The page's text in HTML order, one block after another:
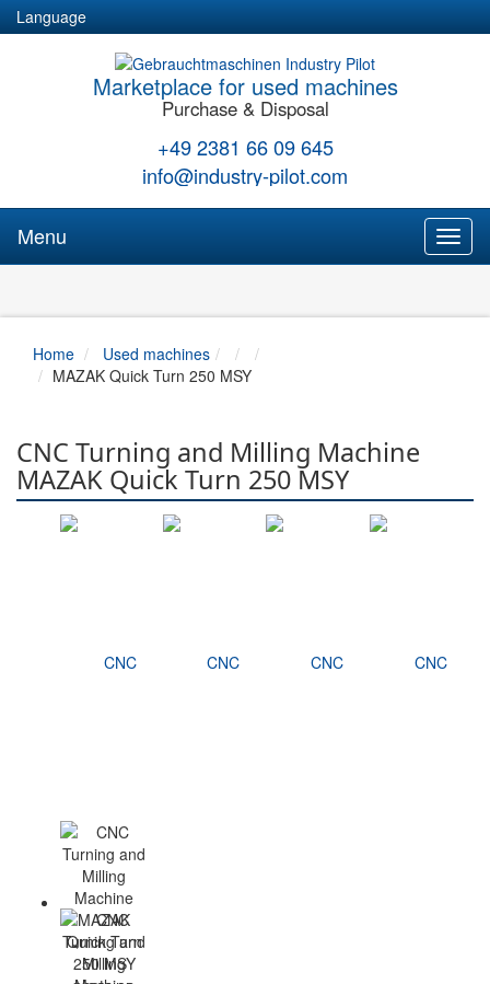
Language
Marketplace for used machines
Purchase & Disposal
+49 2381 66 09 645
info@industry-pilot.com
Menu
Home
Used machines
MAZAK Quick Turn 250 MSY
CNC Turning and Milling Machine
MAZAK Quick Turn 250 MSY